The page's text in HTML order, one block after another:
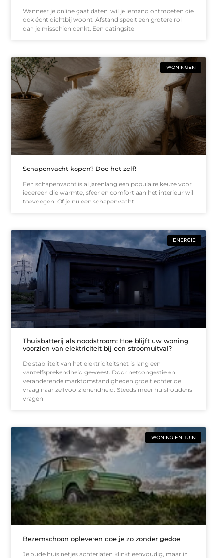
Wanneer je online gaat daten, wil je iemand ontmoeten die
ook écht dichtbij woont. Afstand speelt een grotere rol
dan je misschien denkt. Een datingsite
WONINGEN
Schapenvacht kopen? Doe het zelf!
Een schapenvacht is al jarenlang een populaire keuze voor
iedereen die warmte, sfeer en comfort aan het interieur wil
toevoegen. Of je nu een schapenvacht
ENERGIE
Thuisbatterij als noodstroom: Hoe blijft uw woning
voorzien van elektriciteit bij een stroomuitval?
De stabiliteit van het elektriciteitsnet is lang een
vanzelfsprekendheid geweest. Door netcongestie en
veranderende marktomstandigheden groeit echter de
vraag naar zelfvoorzienendheid. Steeds meer huishoudens
vragen
WONING EN TUIN
Bezemschoon opleveren doe je zo zonder gedoe
Je oude huis netjes achterlaten klinkt eenvoudig, maar in